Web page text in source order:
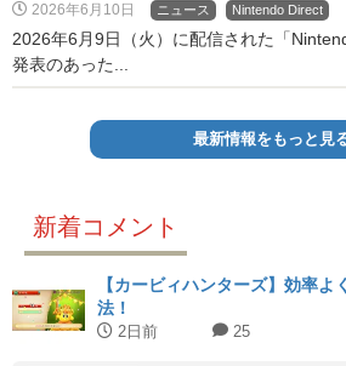
2026年6月10日 ニュース Nintendo Direct
2026年6月9日（火）に配信された「
発表のあった...
最新情報をもっと見
新着コメント
【カービィハンターズ】効率よ
法！
2日前 25